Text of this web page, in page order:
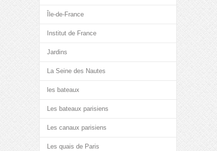
Île-de-France
Institut de France
Jardins
La Seine des Nautes
les bateaux
Les bateaux parisiens
Les canaux parisiens
Les quais de Paris